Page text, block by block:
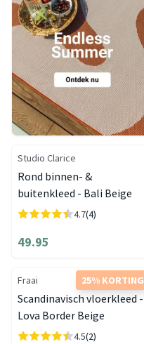
Studio Clarice
Rond binnen- &
buitenkleed - Bali Beige
4.7(4)
49.95
25% KORTING
Fraai
Scandinavisch vloerkleed -
Lova Border Beige
4.5(2)